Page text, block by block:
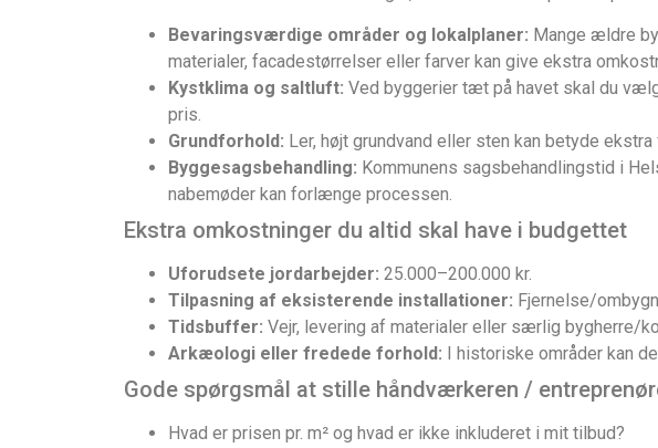
Bevaringsværdige områder og lokalplaner: Mange ældre
materialer, facadestørrelser eller farver kan give ekstra
Kystklima og saltluft: Ved byggerier tæt på havet skal du
pris.
Grundforhold: Ler, højt grundvand eller sten kan betyde
Byggesagsbehandling: Kommunens sagsbehandlingstid i
nabemøder kan forlænge processen.
Ekstra omkostninger du altid skal have i budgettet
Uforudsete jordarbejder: 25.000–200.000 kr.
Tilpasning af eksisterende installationer: Fjernelse/
Tidsbuffer: Vejr, levering af materialer eller særlig bygherre/
Arkæologi eller fredede forhold: I historiske områder kan
Gode spørgsmål at stille håndværkeren /
Hvad er prisen pr. m² og hvad er ikke inkluderet i mit tilbud?